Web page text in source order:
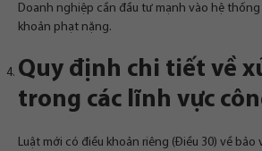
Doanh nghiệp cần đầu tư mạnh vào hệ
khoản phạt nặng.
Quy định chi tiết về
trong các lĩnh vực
Luật mới có điều khoản riêng (Điều 30) về bảo